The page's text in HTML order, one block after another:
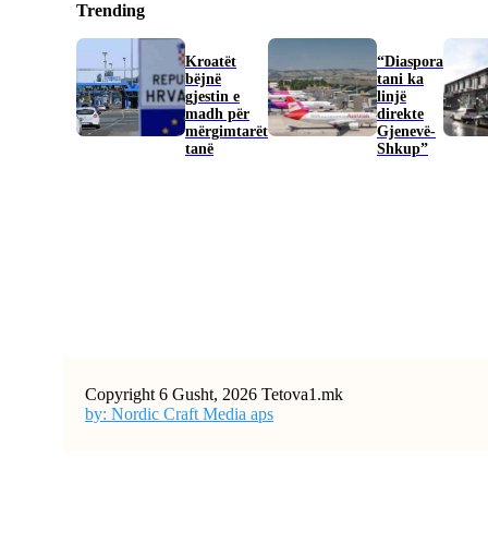
Trending
Kroatët
bëjnë
gjestin e
madh për
mërgimtarët
tanë
“Diaspora
tani ka
linjë
direkte
Gjenevë-
Shkup”
Copyright 6 Gusht, 2026 Tetova1.mk
by: Nordic Craft Media aps